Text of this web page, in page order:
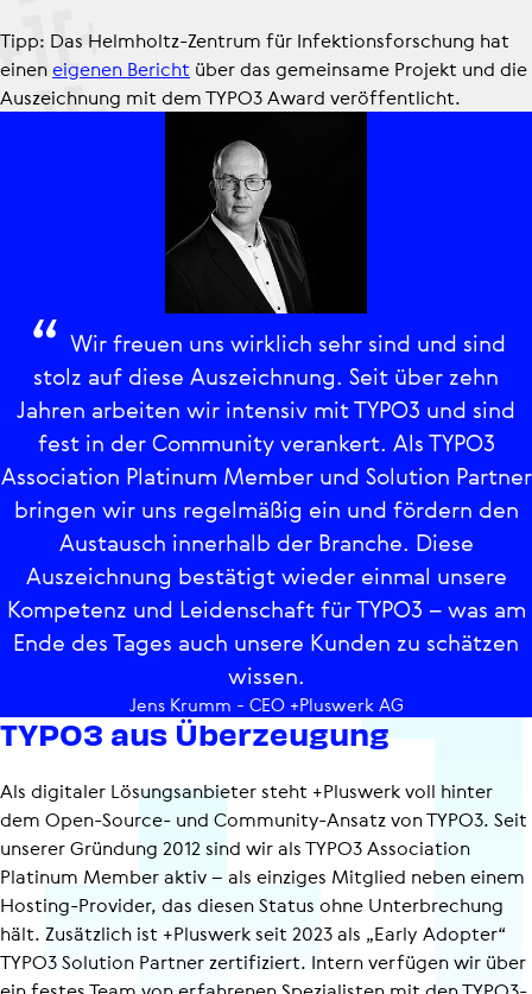
Tipp: Das Helmholtz-Zentrum für Infek­ti­ons­for­schung hat
eineneigenen Bericht über das gemeinsame Projekt und die
Auszeichnung mit dem TYPO3 Award veröffentlicht.
Wir freuen uns wirklich sehr sind und sind
stolz auf diese Auszeichnung. Seit über zehn
Jahren arbeiten wir intensiv mit TYPO3 und sind
fest in der Community verankert. Als TYPO3
Association Platinum Member und Solution Partner
bringen wir uns regelmäßig ein und fördern den
Austausch innerhalb der Branche. Diese
Auszeichnung bestätigt wieder einmal unsere
Kompetenz und Leidenschaft für TYPO3 – was am
Ende des Tages auch unsere Kunden zu schätzen
wissen.
Jens Krumm - CEO +Pluswerk AG
TYPO3 aus Über­zeu­gung
Als digitaler Lösungs­an­bieter steht +Pluswerk voll hinter
dem Open-Source- und Community-Ansatz von TYPO3. Seit
unserer Gründung 2012 sind wir als TYPO3 Association
Platinum Member aktiv – als einziges Mitglied neben einem
Hosting-Provider, das diesen Status ohne Unterbrechung
hält. Zusätzlich ist +Pluswerk seit 2023 als „Early Adopter“
TYPO3 Solution Partner zertifiziert. Intern verfügen wir über